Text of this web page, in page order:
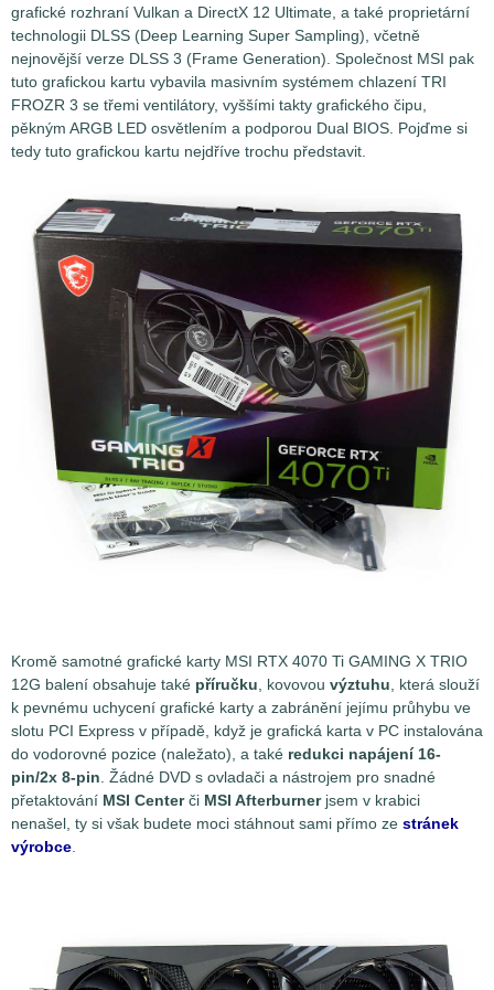
grafické rozhraní Vulkan a DirectX 12 Ultimate, a také proprietární
technologii DLSS (Deep Learning Super Sampling), včetně
nejnovější verze DLSS 3 (Frame Generation). Společnost MSI pak
tuto grafickou kartu vybavila masivním systémem chlazení TRI
FROZR 3 se třemi ventilátory, vyššími takty grafického čipu,
pěkným ARGB LED osvětlením a podporou Dual BIOS. Pojďme si
tedy tuto grafickou kartu nejdříve trochu představit.
Kromě samotné grafické karty MSI RTX 4070 Ti GAMING X TRIO
12G balení obsahuje také příručku , kovovou výztuhu , která slouží
k pevnému uchycení grafické karty a zabránění jejímu průhybu ve
slotu PCI Express v případě, když je grafická karta v PC instalována
do vodorovné pozice (naležato), a také redukci napájení 16-
pin/2x 8-pin . Žádné DVD s ovladači a nástrojem pro snadné
přetaktování MSI Centerči MSI Afterburnerjsem v krabici
nenašel, ty si však budete moci stáhnout sami přímo ze stránek
výrobce